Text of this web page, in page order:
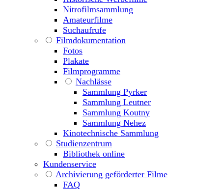
Nitrofilmsammlung
Amateurfilme
Suchaufrufe
Filmdokumentation
Fotos
Plakate
Filmprogramme
Nachlässe
Sammlung Pyrker
Sammlung Leutner
Sammlung Koutny
Sammlung Nehez
Kinotechnische Sammlung
Studienzentrum
Bibliothek online
Kundenservice
Archivierung geförderter Filme
FAQ